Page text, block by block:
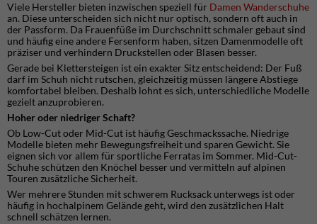
Viele Hersteller bieten inzwischen speziell für Damen Wanderschuhe
an. Diese unterscheiden sich nicht nur optisch, sondern oft auch in
der Passform. Da Frauenfüße im Durchschnitt schmaler gebaut sind
und häufig eine andere Fersenform haben, sitzen Damenmodelle oft
präziser und verhindern Druckstellen oder Blasen besser.
Gerade bei Klettersteigen ist ein exakter Sitz entscheidend: Der Fuß
darf im Schuh nicht rutschen, gleichzeitig müssen längere Abstiege
komfortabel bleiben. Deshalb lohnt es sich, unterschiedliche Modelle
gezielt anzuprobieren.
Hoher oder niedriger Schaft?
Ob Low-Cut oder Mid-Cut ist häufig Geschmackssache. Niedrige
Modelle bieten mehr Bewegungsfreiheit und sparen Gewicht. Sie
eignen sich vor allem für sportliche Ferratas im Sommer. Mid-Cut-
Schuhe schützen den Knöchel besser und vermitteln auf alpinen
Touren zusätzliche Sicherheit.
Wer mehrere Stunden mit schwerem Rucksack unterwegs ist oder
häufig in hochalpinem Gelände geht, wird den zusätzlichen Halt
schnell schätzen lernen.